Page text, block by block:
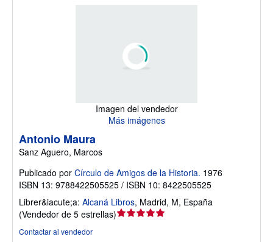
Imagen del vendedor
Más imágenes
Antonio Maura
Sanz Aguero, Marcos
Publicado por Círculo de Amigos de la Historia. 1976
ISBN 13: 9788422505525 / ISBN 10: 8422505525
Librer&iacute;a: Alcaná Libros, Madrid, M, España
(Vendedor de 5 estrellas)Calificación
Contactar al vendedor